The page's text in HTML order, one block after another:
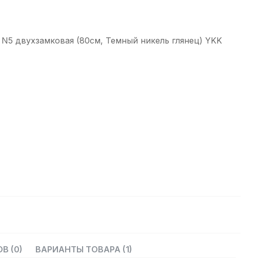
(0) ВАРИАНТЫ ТОВАРА (1)
двухзамковая (80см, Темный никель глянец) YKK